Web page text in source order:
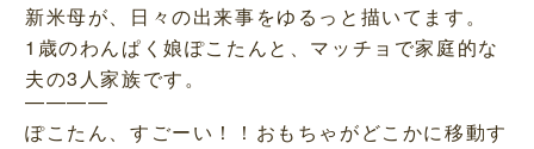
新米母が、日々の出来事をゆるっと描いてます。
1歳のわんぱく娘ぽこたんと、マッチョで家庭的な
夫の3人家族です。
————
ぽこたん、すごーい！！おもちゃがどこかに移動す